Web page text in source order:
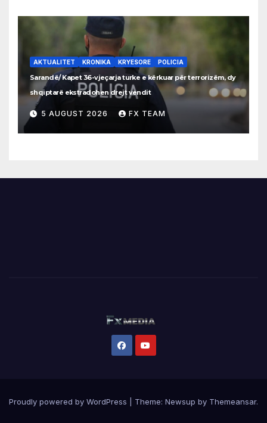
AKTUALITET KRONIKA KRYESORE POLICIA
Sarandë/ Kapet 36-vjeçarja turke e kërkuar për terrorizëm, dy
shqiptarë ekstradohen drejt vendit
5 AUGUST 2026 FX TEAM
Proudly powered by WordPress Theme: Newsup by Themeansar.